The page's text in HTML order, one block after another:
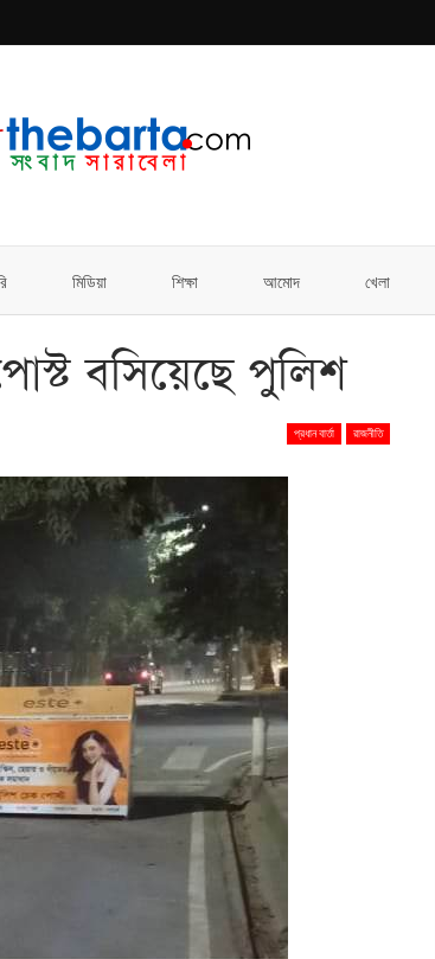
মিডিয়া শিক্ষা আমোদ খেলা
বসিয়েছে পুলিশ
প্রধান বার্তা রাজনীতি